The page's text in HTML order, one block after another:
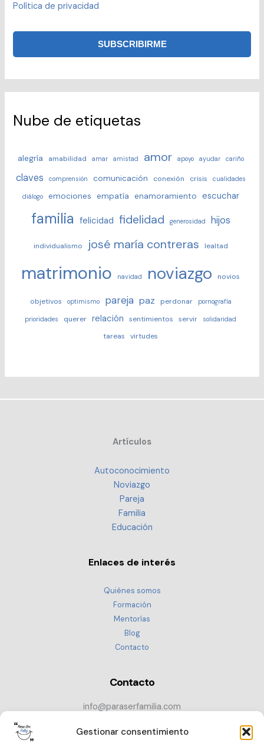
Gestionar consentimiento
Política de privacidad
Nube de etiquetas
alegría amabilidad amar amistad amor apoyo ayudar cariño
claves comprensión comunicación conexión crisis cualidades
diálogo emociones empatía enamoramiento escuchar
familia felicidad fidelidad generosidad hijos
individualismo josé maría contreras lealtad
matrimonio navidad noviazgo novios
objetivos optimismo pareja paz perdonar pornografía
prioridades querer relación sentimientos servir solidaridad
tareas virtudes
Artículos
Autoconocimiento
Noviazgo
Pareja
Familia
Educación
Enlaces de interés
Quiénes somos
Formación
Mentorías
Blog
Contacto
Contacto
info@paraserfamilia.com